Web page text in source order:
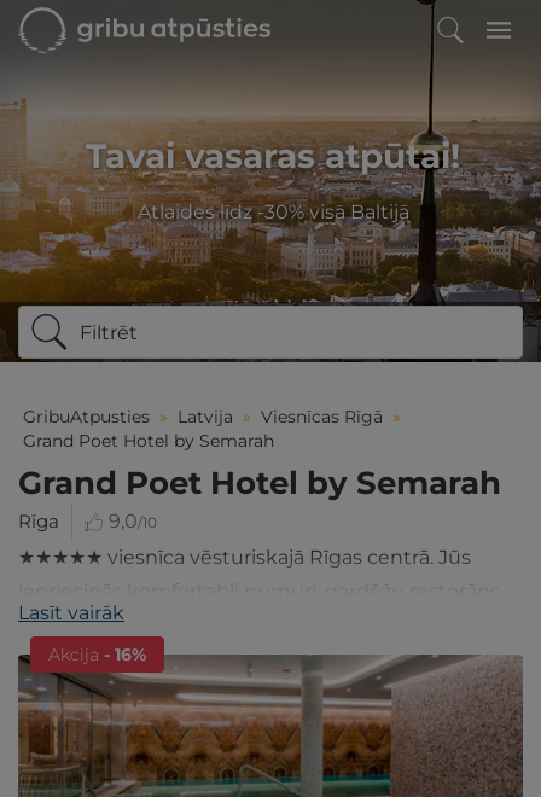
Tavai vasaras atpūtai!
Atlaides līdz -30% visā Baltijā
Filtrēt
GribuAtpusties » Latvija » Viesnīcas Rīgā »
Grand Poet Hotel by Semarah
Grand Poet Hotel by Semarah
Rīga 9,0/10
★★★★★ viesnīca vēsturiskajā Rīgas centrā. Jūs
iepriecinās komfortabli numuri, gardēžu restorāns,
SPA procedūras un plašs Wellness centrs. Ienāc!
Lasīt vairāk
Akcija - 16%